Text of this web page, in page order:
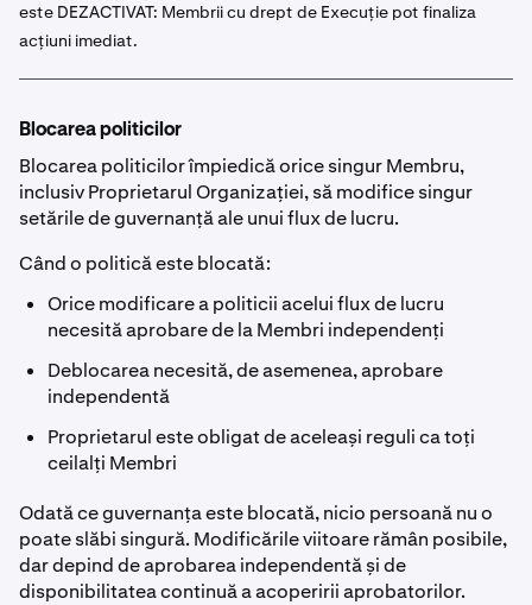
este DEZACTIVAT: Membrii cu drept de Execuție pot finaliza
acțiuni imediat.
Blocarea politicilor
Blocarea politicilor împiedică orice singur Membru,
inclusiv Proprietarul Organizației, să modifice singur
setările de guvernanță ale unui flux de lucru.
Când o politică este blocată:
Orice modificare a politicii acelui flux de lucru
necesită aprobare de la Membri independenți
Deblocarea necesită, de asemenea, aprobare
independentă
Proprietarul este obligat de aceleași reguli ca toți
ceilalți Membri
Odată ce guvernanța este blocată, nicio persoană nu o
poate slăbi singură. Modificările viitoare rămân posibile,
dar depind de aprobarea independentă și de
disponibilitatea continuă a acoperirii aprobatorilor.